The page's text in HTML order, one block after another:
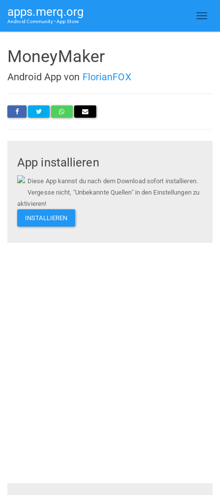
apps.merq.org
Android Community • App Store
MoneyMaker
Android App von FlorianFOX
App installieren
Diese App kannst du nach dem Download sofort installieren.
Vergesse nicht, "Unbekannte Quellen" in den Einstellungen zu
aktivieren!
INSTALLIEREN